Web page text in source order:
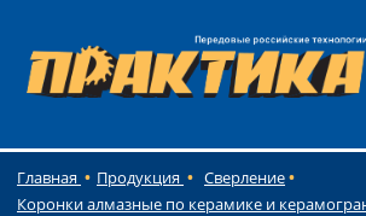
Главная Продукция
Сверление
Коронки алмазные по керамике и